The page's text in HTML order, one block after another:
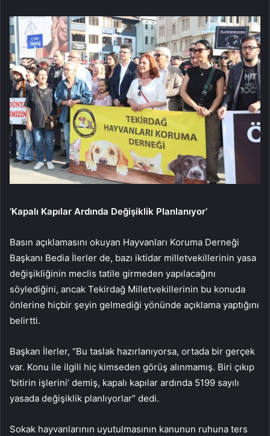
‘Kapalı Kapılar Ardında Değişiklik Planlanıyor’
Basın açıklamasını okuyan Hayvanları Koruma Derneği
Başkanı Bedia İlerler de, bazı iktidar milletvekillerinin yasa
değişikliğinin meclis tatile girmeden yapılacağını
söylediğini, ancak Tekirdağ Milletvekillerinin bu konuda
önlerine hiçbir şeyin gelmediği yönünde açıklama yaptığını
belirtti.
Başkan İlerler, “Bu taslak hazırlanıyorsa, ortada bir gerçek
var. Konu ile ilgili hiç kimseden görüş alınmamış. Biri çıkıp
‘bitirin işlerini’ demiş, kapalı kapılar ardında 5199 sayılı
yasada değişiklik planlıyorlar” dedi.
Sokak hayvanlarının uyutulmasının kanunun ruhuna ters